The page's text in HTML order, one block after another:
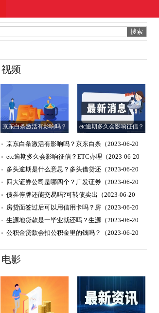
视频
京东白条激活有影响吗？
etc逾期多久会影响征信？
京东白条激活有影响吗？京东白条（2023-06-20
15:02:05）
etc逾期多久会影响征信？ETC办理（2023-06-20
15:02:05）
多头逾期是什么意思？多头借贷还（2023-06-20
15:02:05）
四大证券公司是哪四个？广发证券（2023-06-20
15:02:05）
债券停牌还能交易吗?可转债卖出（2023-06-20
15:02:05）
房贷面签过后可以用信用卡吗？房（2023-06-20
15:02:05）
生源地贷款是一毕业就还吗？生源（2023-06-20
15:02:05）
公积金贷款会扣公积金里的钱吗？（2023-06-20
电影